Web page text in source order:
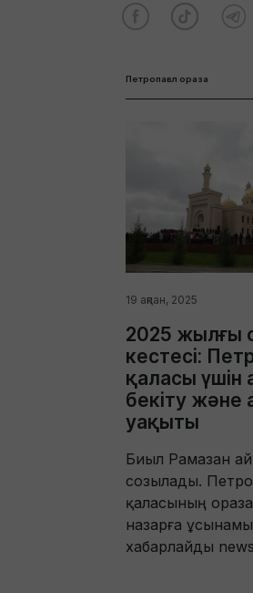
Петропавл ораза
19 ақпан, 2025
2025 жылғы
кестесі:
қаласы үшін
бекіту және
уақыты
Биыл Рамазан
созылады.
қаласының ораза
назарға
хабарлайды